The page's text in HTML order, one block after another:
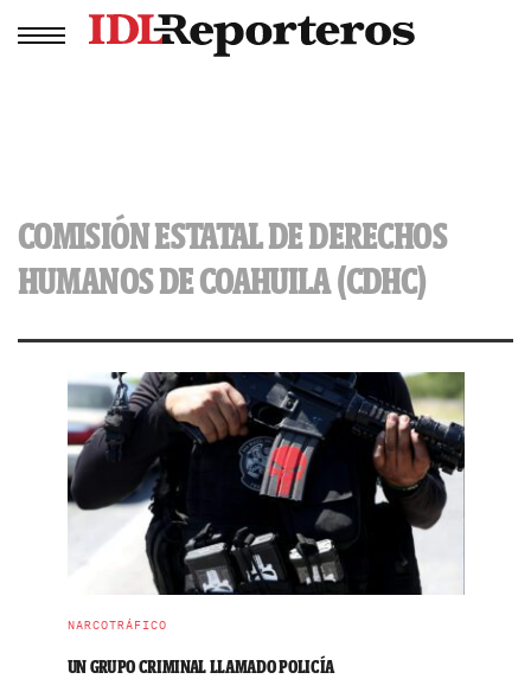
COMISIÓN ESTATAL DE DERECHOS
HUMANOS DE COAHUILA (CDHC)
NARCOTRÁFICO
UN GRUPO CRIMINAL LLAMADO POLICÍA